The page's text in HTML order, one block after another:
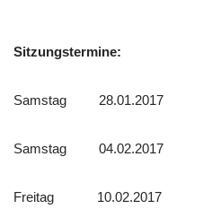
Sitzungstermine:
Samstag 28.01.2017
Samstag 04.02.2017
Freitag 10.02.2017